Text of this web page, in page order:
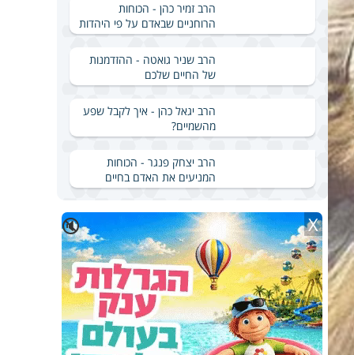
הרב זמיר כהן - הכוחות
הרוחניים שבאדם על פי היהדות
הרב שניר גואטה - ההזדמנות
של החיים שלכם
הרב יגאל כהן - איך לקבל שפע
מהשמיים?
הרב יצחק פנגר - הכוחות
המניעים את האדם בחיים
🔇 X